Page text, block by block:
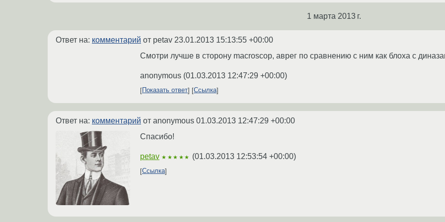
1 марта 2013 г.
Ответ на: комментарий от petav 23.01.2013 15:13:55 +00:00
Смотри лучше в сторону macroscop, аврег по сравнению с ним как блоха с
anonymous (01.03.2013 12:47:29 +00:00)
Показать ответ Ссылка
Ответ на: комментарий от anonymous 01.03.2013 12:47:29 +00:00
Спасибо!
petav ★★★★★ (01.03.2013 12:53:54 +00:00)
Ссылка